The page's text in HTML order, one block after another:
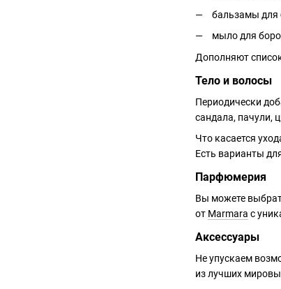
бальзамы для
мыло для
Дополняют
Тело и волосы
Периодически
сандала, пачули,
Что касается
Есть варианты
Парфюмерия
Вы можете
от Marmara с
Аксессуары
Не упускаем
из лучших